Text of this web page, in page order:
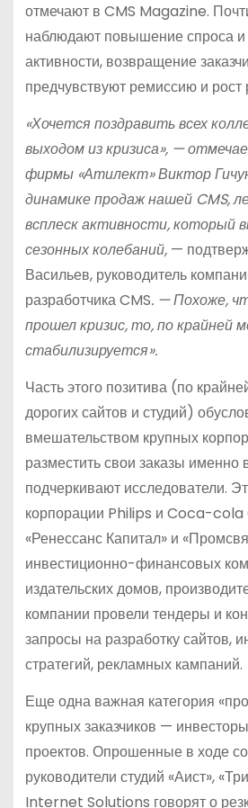
отмечают в CMS Magazine.
наблюдают повышение спроса и
активности, возвращение
предчувствуют ремиссию и рост
«Хочется поздравить всех
выходом из кризиса», —
фирмы «Атилект» Виктор
динамике продаж нашей CMS,
всплеск активности, который
сезонных колебаний,—
Васильев, руководитель
разработчика CMS. — Похоже,
прошел кризис, то, по крайней
стабилизируется».
Часть этого позитива (по
дорогих сайтов и студий)
вмешательством крупных
разместить свои заказы именно
подчеркивают исследователи.
корпорации Philips и Coca-
«Ренессанс Капитал» и
инвестиционно-финансовых
издательских домов,
компании провели тендеры и
запросы на разработку сайтов,
стратегий, рекламных кампаний.
Еще одна важная категория
крупных заказчиков —
проектов. Опрошенные в ходе
руководители студий «Аист»,
Internet Solutions говорят о